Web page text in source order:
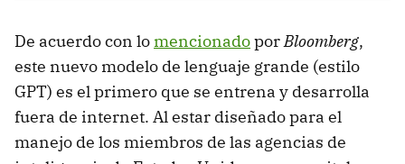
De acuerdo con lomencionadoporBloomberg,
este nuevo modelo de lenguaje grande (estilo
GPT) es el primero que se entrena y desarrolla
fuera de internet. Al estar diseñado para el
manejo de los miembros de las agencias de